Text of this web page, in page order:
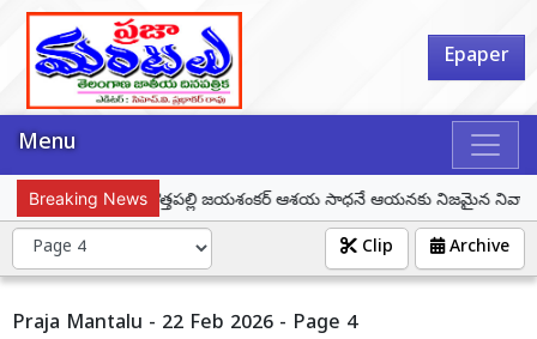
Epaper
Menu
Breaking News
ప్రొఫెసర్ కొత్తపల్లి జయశంకర్ ఆశయ సాధనే ఆయనకు నిజమైన నివాళి –
Archive
Clip
Praja Mantalu - 22 Feb 2026 - Page 4